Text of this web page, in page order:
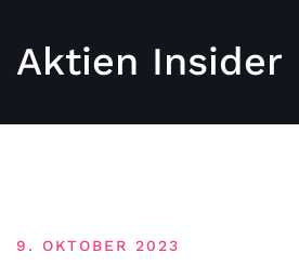
Aktien Insider
9. OKTOBER 2023